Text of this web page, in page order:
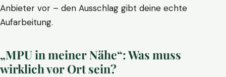
Anbieter vor – den Ausschlag gibt deine echte
Aufarbeitung.
„MPU in meiner Nähe“: Was muss
wirklich vor Ort sein?